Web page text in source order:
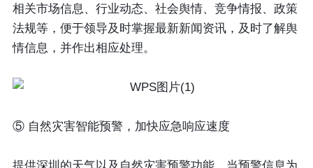
相关市场信息、行业动态、社会舆情、竞争情报、政策
法规等，便于领导及时掌握最新新闻资讯，及时了解舆
情信息，并作出相应处理。
⑤ 自然灾害智能预警，加快应急响应速度